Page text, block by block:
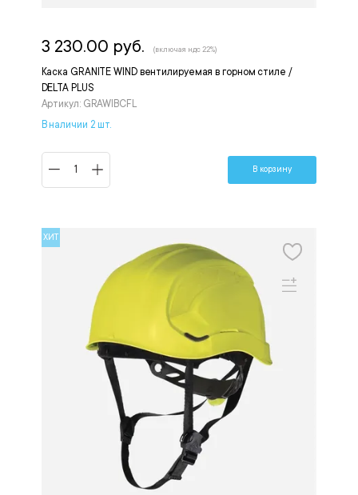
Каска GRANITE WIND вентилируемая в горном стиле /
DELTA PLUS
Артикул: GRAWIBCFL
3 230.00 руб. (включая ндс 22%)
В наличии 2 шт.
В корзину
ХИТ